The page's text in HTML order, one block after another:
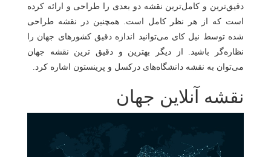
دقیق‌ترین و کامل‌ترین نقشه دو بعدی را طراحی و ارائه کرده
است که از هر نظر کامل است. همچنین در نقشه طراحی
شده توسط نیل کای می‌توانید اندازه دقیق کشورهای جهان را
نظاره‌گر باشید. از دیگر بهترین و دقیق ترین نقشه جهان
می‌توان به نقشه دانشگاه‌های درکسل و پرینستون اشاره کرد.
نقشه آنلاین جهان